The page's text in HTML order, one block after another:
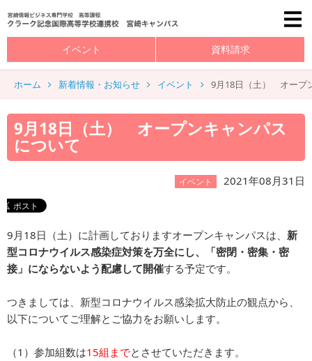
イベント 資料請求
ホーム 新着情報・お知らせ イベント 9月18日（土） オープ
9月18日（土） オープンキャンパス
について
イベント 2021年08月31日
9月18日（土）に計画しておりますオープンキャンパスは、 新
型コロナウイルス感染症対策を万全にし、「密閉・密集・密
接」にならないよう配慮して開催する予定です。
つきましては、新型コロナウイルス感染拡大防止の観点から、
以下についてご理解とご協力をお願いします。
（1）参加組数は15組までとさせていただきます。